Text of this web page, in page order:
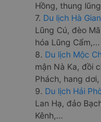
Hồng, thung
7. Du lịch Hà
Lũng Cú, đèo
hóa Lũng Cẩm,...
8. Du lịch Mộc
mận Nà Ka, đồi
Phách, hang
9. Du lịch Hải
Lan Hạ, đảo
Kênh,...